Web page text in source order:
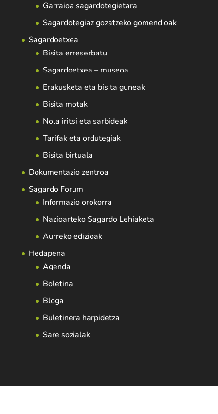
Garraioa sagardotegietara
Sagardotegiaz gozatzeko gomendioak
Sagardoetxea
Bisita erreserbatu
Sagardoetxea – museoa
Erakusketa eta bisita guneak
Bisita motak
Nola iritsi eta sarbideak
Tarifak eta ordutegiak
Bisita birtuala
Dokumentazio zentroa
Sagardo Forum
Informazio orokorra
Nazioarteko Sagardo Lehiaketa
Aurreko edizioak
Hedapena
Agenda
Boletina
Bloga
Buletinera harpidetza
Sare sozialak